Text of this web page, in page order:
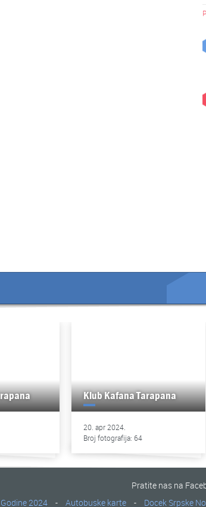
Klub Kafana Tarapana
20. apr 2024.
Broj fotografija: 64
Pratite nas na
2024 - Autobuske karte - Docek Srpske